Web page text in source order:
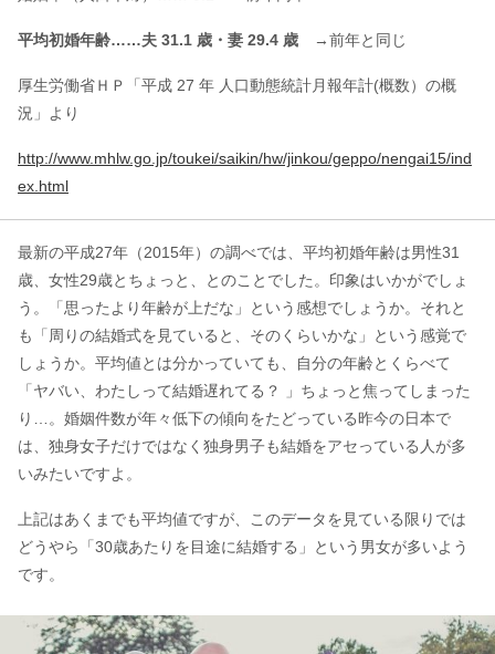
平均初婚年齢……夫 31.1 歳・妻 29.4 歳 →前年と同じ
厚生労働省ＨＰ「平成 27 年 人口動態統計月報年計(概数）の概
況」より
http://www.mhlw.go.jp/toukei/saikin/hw/jinkou/geppo/nengai15/ind
ex.html
最新の平成27年（2015年）の調べでは、平均初婚年齢は男性31
歳、女性29歳とちょっと、とのことでした。印象はいかがでしょ
う。「思ったより年齢が上だな」という感想でしょうか。それと
も「周りの結婚式を見ていると、そのくらいかな」という感覚で
しょうか。平均値とは分かっていても、自分の年齢とくらべて
「ヤバい、わたしって結婚遅れてる？ 」ちょっと焦ってしまった
り…。婚姻件数が年々低下の傾向をたどっている昨今の日本で
は、独身女子だけではなく独身男子も結婚をアセっている人が多
いみたいですよ。
上記はあくまでも平均値ですが、このデータを見ている限りでは
どうやら「30歳あたりを目途に結婚する」という男女が多いよう
です。